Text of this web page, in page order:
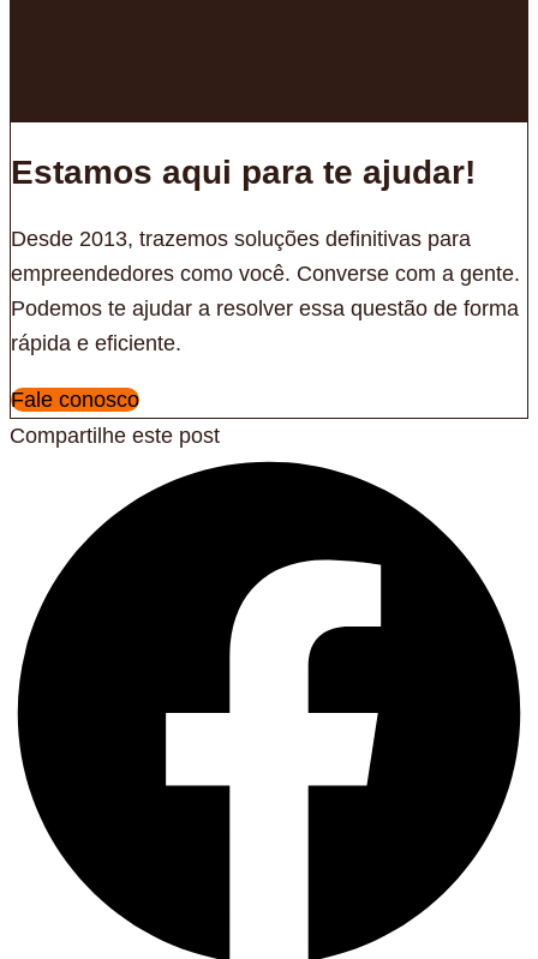
Estamos aqui para te ajudar!
Desde 2013, trazemos soluções definitivas para
empreendedores como você. Converse com a gente.
Podemos te ajudar a resolver essa questão de forma
rápida e eficiente.
Fale conosco
Compartilhe este post